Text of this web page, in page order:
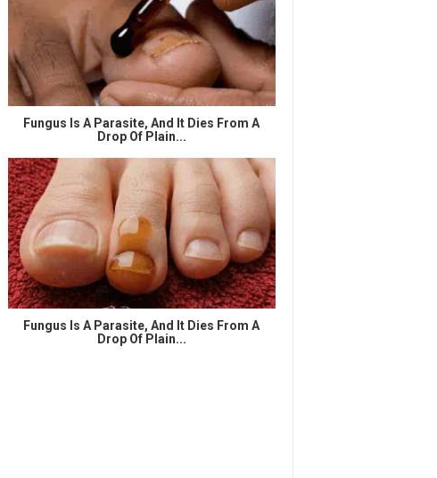
Fungus Is A Parasite, And It Dies From A
Drop Of Plain...
Fungus Is A Parasite, And It Dies From A
Drop Of Plain...